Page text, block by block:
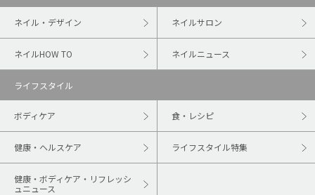
ネイル・デザイン ネイルサロン
ネイルHOW TO ネイルニュース
ライフスタイル
ボディケア 食・レシピ
健康・ヘルスケア ライフスタイル特集
健康・ボディケア・リフレッシ
ュニュース